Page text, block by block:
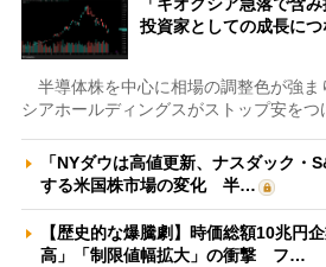
「キオクシア急落で含
投資家としての成長に
半導体株を中心に相場の調整色が強ま
シアホールディングスがストップ安を
「NYダウは高値更新、ナスダック・
する米国株市場の変化 半…
【歴史的な爆騰劇】時価総額10兆円
高」「制限値幅拡大」の衝撃 フ…